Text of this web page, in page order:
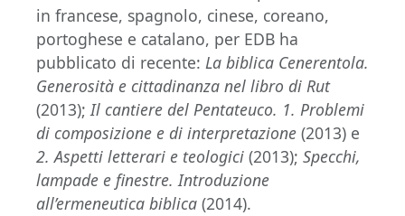
in francese, spagnolo, cinese, coreano,
portoghese e catalano, per EDB ha
pubblicato di recente: La biblica Cenerentola.
Generosità e cittadinanza nel libro di Rut
(2013);Il cantiere del Pentateuco. 1. Problemi
di composizione e di interpretazione (2013) e
2. Aspetti letterari e teologici (2013); Specchi,
lampade e finestre. Introduzione
all’ermeneutica biblica (2014).